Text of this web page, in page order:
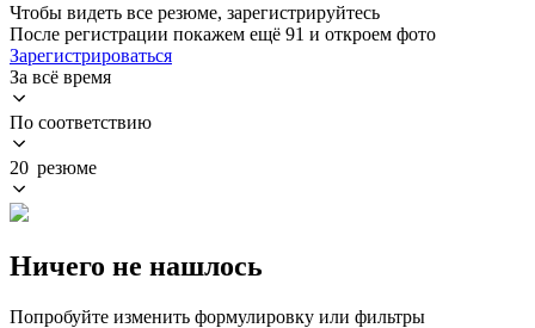
Чтобы видеть все резюме, зарегистрируйтесь
После регистрации покажем ещё 91 и откроем фото
Зарегистрироваться
За всё время
По соответствию
20 резюме
Ничего не нашлось
Попробуйте изменить формулировку или фильтры